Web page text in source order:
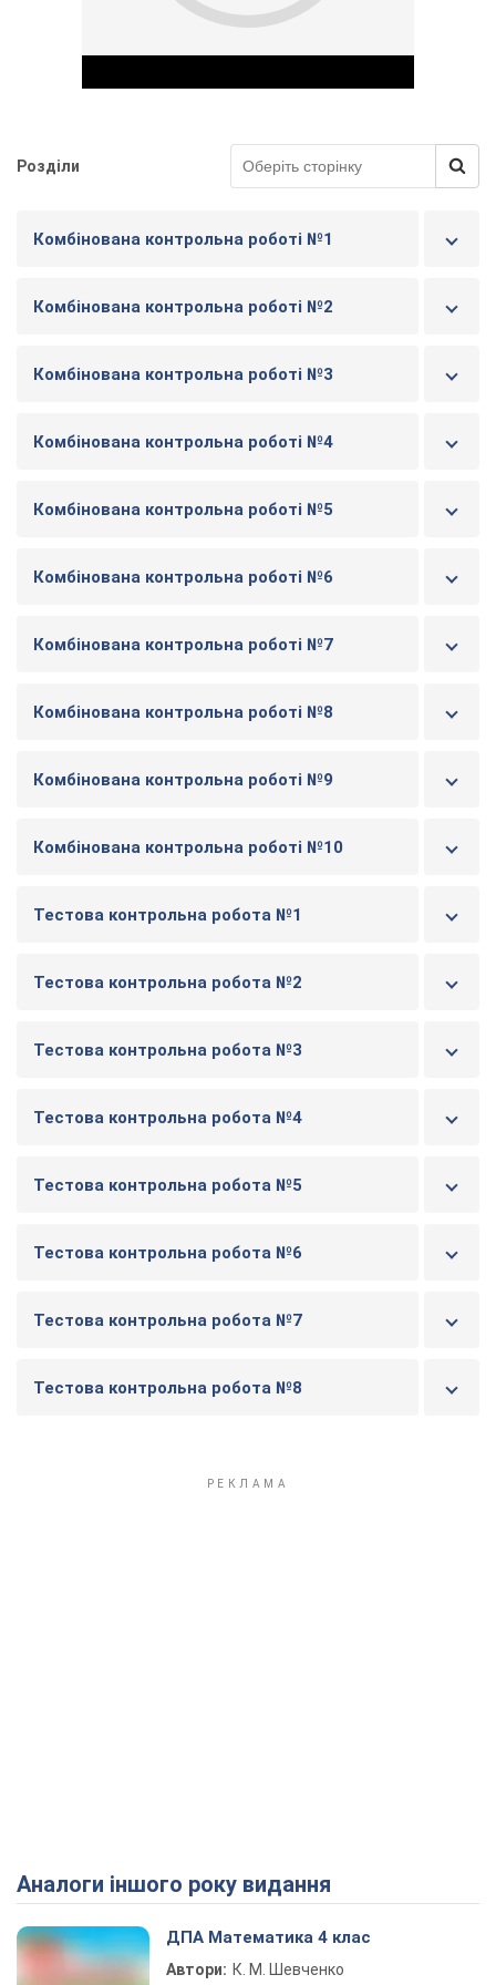
Розділи
Комбінована контрольна роботі №1
Комбінована контрольна роботі №2
Комбінована контрольна роботі №3
Комбінована контрольна роботі №4
Комбінована контрольна роботі №5
Комбінована контрольна роботі №6
Комбінована контрольна роботі №7
Комбінована контрольна роботі №8
Комбінована контрольна роботі №9
Комбінована контрольна роботі №10
Тестова контрольна робота №1
Тестова контрольна робота №2
Тестова контрольна робота №3
Тестова контрольна робота №4
Тестова контрольна робота №5
Тестова контрольна робота №6
Тестова контрольна робота №7
Тестова контрольна робота №8
Аналоги іншого року видання
ДПА Математика 4 клас
Автори: К. М. Шевченко